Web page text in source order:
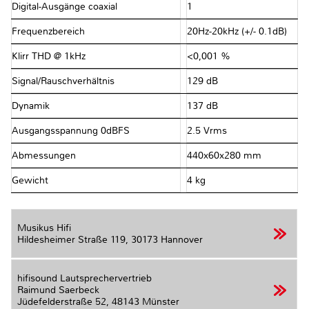
Digital-Ausgänge coaxial 1
Frequenzbereich 20Hz-20kHz (+/- 0.1dB)
Klirr THD @ 1kHz <0,001 %
Signal/Rauschverhältnis 129 dB
Dynamik 137 dB
Ausgangsspannung 0dBFS 2.5 Vrms
Abmessungen 440x60x280 mm
Gewicht 4 kg
Musikus Hifi
Hildesheimer Straße 119, 30173 Hannover
hifisound Lautsprechervertrieb
Raimund Saerbeck
Jüdefelderstraße 52, 48143 Münster